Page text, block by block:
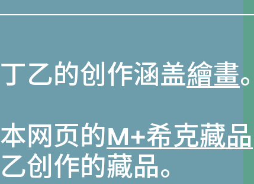
丁乙的创作涵盖繪畫。
本网页的M+希克藏品
乙创作的藏品。